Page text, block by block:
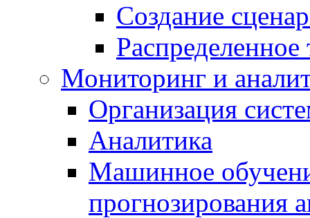
Создание
Распределенное
Мониторинг и
Организация
Аналитика
Машинное
прогнозирования